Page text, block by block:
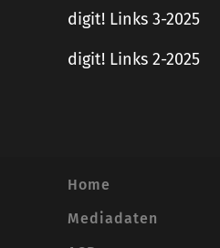
digit! Links 3-2025
digit! Links 2-2025
Home
Mediadaten